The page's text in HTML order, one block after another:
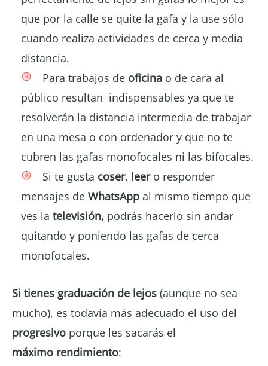
que por la calle se quite la gafa y la use sólo
cuando realiza actividades de cerca y media
distancia.
Para trabajos de oficina o de cara al
público resultan indispensables ya que te
resolverán la distancia intermedia de trabajar
en una mesa o con ordenador y que no te
cubren las gafas monofocales ni las bifocales.
Si te gusta coser, leero responder
mensajes de WhatsApp al mismo tiempo que
ves la televisión, podrás hacerlo sin andar
quitando y poniendo las gafas de cerca
monofocales.
Si tienes graduación de lejos (aunque no sea
mucho), es todavía más adecuado el uso del
progresivo porque les sacarás el
máximo rendimiento: